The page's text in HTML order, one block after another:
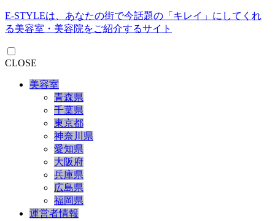
E-STYLEは、あなたの街で今話題の「キレイ」にしてくれ
る美容室・美容院をご紹介するサイト
CLOSE
美容室
青森県
千葉県
東京都
神奈川県
愛知県
大阪府
兵庫県
広島県
福岡県
運営者情報